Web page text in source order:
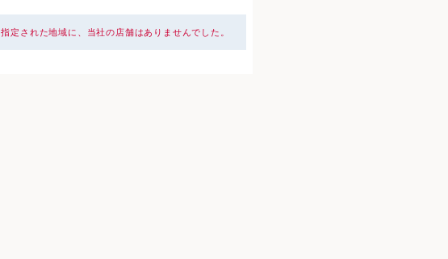
指定された地域に、当社の店舗はありませんでした。